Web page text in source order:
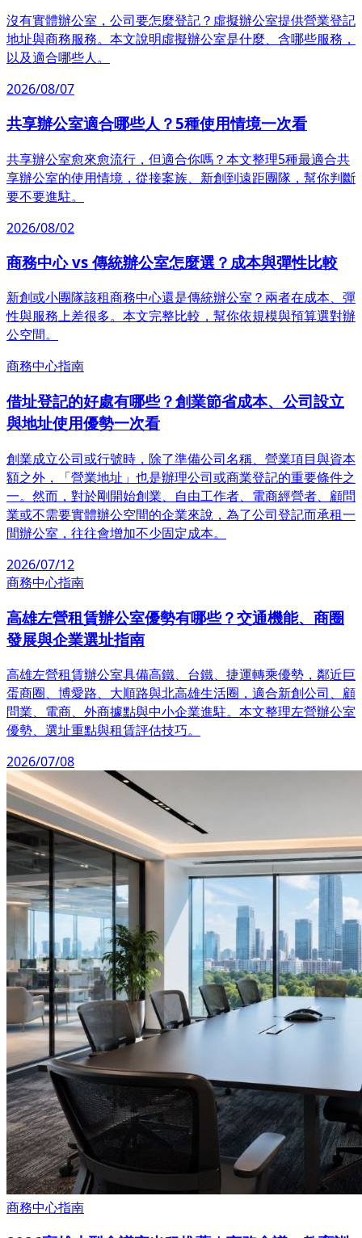
沒有實體辦公室，公司要怎麼登記？虛擬辦公室提供營業登記
地址與商務服務。本文說明虛擬辦公室是什麼、含哪些服務，
以及適合哪些人。
2026/08/07
共享辦公室適合哪些人？5種使用情境一次看
共享辦公室愈來愈流行，但適合你嗎？本文整理5種最適合共
享辦公室的使用情境，從接案族、新創到遠距團隊，幫你判斷
要不要進駐。
2026/08/02
商務中心 vs 傳統辦公室怎麼選？成本與彈性比較
新創或小團隊該租商務中心還是傳統辦公室？兩者在成本、彈
性與服務上差很多。本文完整比較，幫你依規模與預算選對辦
公空間。
商務中心指南
借址登記的好處有哪些？創業節省成本、公司設立
與地址使用優勢一次看
創業成立公司或行號時，除了準備公司名稱、營業項目與資本
額之外，「營業地址」也是辦理公司或商業登記的重要條件之
一。然而，對於剛開始創業、自由工作者、電商經營者、顧問
業或不需要實體辦公空間的企業來說，為了公司登記而承租一
間辦公室，往往會增加不少固定成本。
2026/07/12
商務中心指南
高雄左營租賃辦公室優勢有哪些？交通機能、商圈
發展與企業選址指南
高雄左營租賃辦公室具備高鐵、台鐵、捷運轉乘優勢，鄰近巨
蛋商圈、博愛路、大順路與北高雄生活圈，適合新創公司、顧
問業、電商、外商據點與中小企業進駐。本文整理左營辦公室
優勢、選址重點與租賃評估技巧。
2026/07/08
商務中心指南